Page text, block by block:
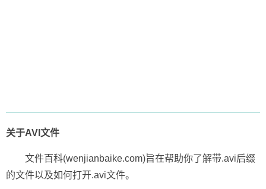
关于AVI文件
文件百科(wenjianbaike.com)旨在帮助你了解带.avi后缀
的文件以及如何打开.avi文件。